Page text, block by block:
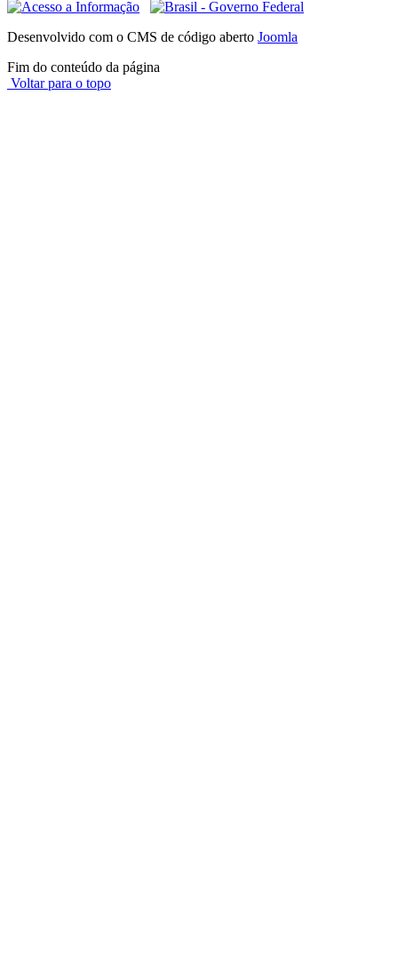
Desenvolvido com o CMS de código aberto Joomla
Fim do conteúdo da página
Voltar para o topo